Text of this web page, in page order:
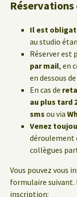
Il est
au studio
Réserver est
par mail, en
en dessous
En cas de
au plus tard
sms ou via
Venez
déroulement
collègues
Vous pouvez vous
formulaire
inscription: